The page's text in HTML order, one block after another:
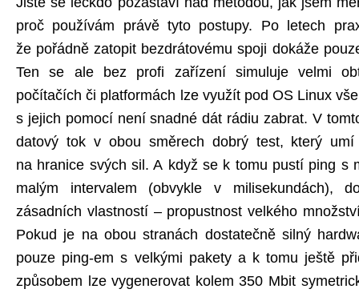
proč používám právě tyto postupy. Po letech
že pořádně zatopit bezdrátovému spoji dokáže
Ten se ale bez profi zařízení simuluje velmi
počítačích či platformách lze využít pod OS Linux
s jejich pomocí není snadné dát rádiu zabrat. V
datový tok v obou směrech dobrý test, který
na hranice svých sil. A když se k tomu pustí ping s
malým intervalem (obvykle v milisekundách),
zásadních vlastností – propustnost velkého
Pokud je na obou stranách dostatečně silný
pouze ping-em s velkými pakety a k tomu ještě
způsobem lze vygenerovat kolem 350 Mbit